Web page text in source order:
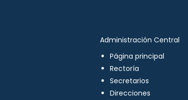
Administración Central
Página principal
Rectoría
Secretarios
Direcciones